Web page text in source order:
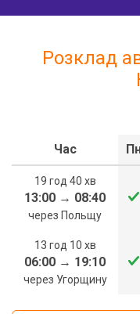
Розклад
Час
19 год 40 хв
13:00 → 08:40
через Польщу
13 год 10 хв
06:00 → 19:10
через Угорщину